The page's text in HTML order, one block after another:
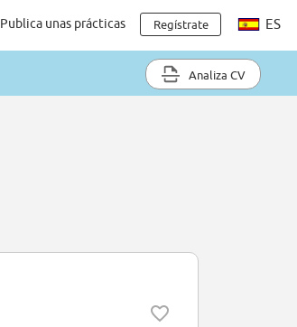
Publica unas prácticas Regístrate ES
Analiza CV